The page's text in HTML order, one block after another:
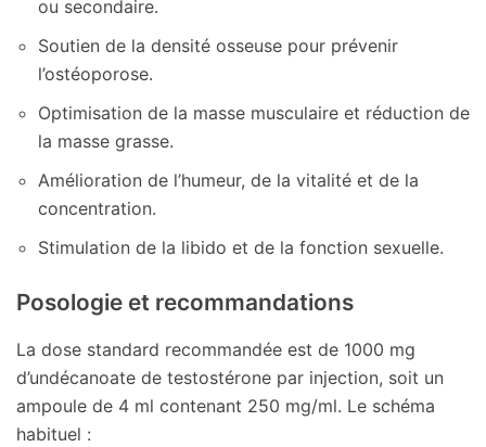
ou secondaire.
Soutien de la densité osseuse pour prévenir
l’ostéoporose.
Optimisation de la masse musculaire et réduction de
la masse grasse.
Amélioration de l’humeur, de la vitalité et de la
concentration.
Stimulation de la libido et de la fonction sexuelle.
Posologie et recommandations
La dose standard recommandée est de 1000 mg
d’undécanoate de testostérone par injection, soit un
ampoule de 4 ml contenant 250 mg/ml. Le schéma
habituel :